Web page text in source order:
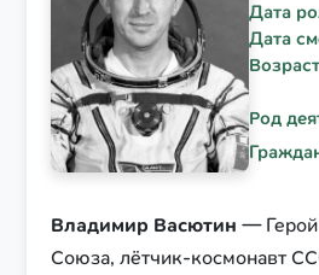
Дата
Дата
Род
Владимир Васютин — Герой
Союза, лётчик-космонавт